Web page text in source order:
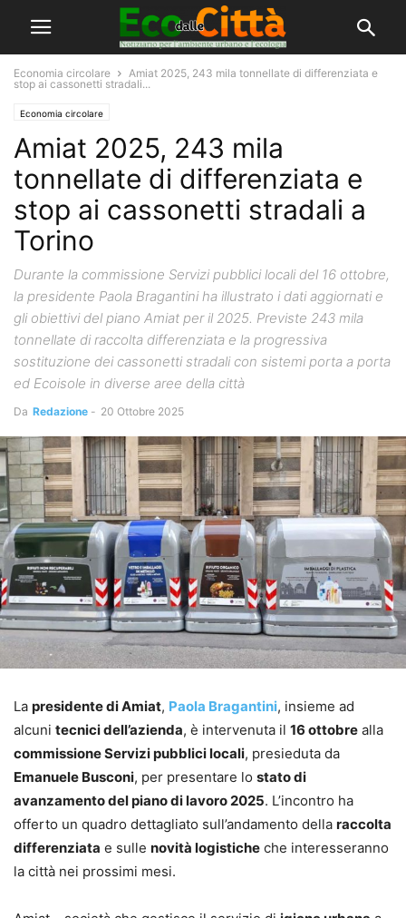
Economia circolare
Amiat 2025, 243 mila tonnellate di differenziata e
stop ai cassonetti stradali...
Economia circolare
Amiat 2025, 243 mila
tonnellate di differenziata e
stop ai cassonetti stradali a
Torino
Durante la commissione Servizi pubblici locali del 16 ottobre,
la presidente Paola Bragantini ha illustrato i dati aggiornati e
gli obiettivi del piano Amiat per il 2025. Previste 243 mila
tonnellate di raccolta differenziata e la progressiva
sostituzione dei cassonetti stradali con sistemi porta a porta
ed Ecoisole in diverse aree della città
Da Redazione - 20 Ottobre 2025
La presidente di Amiat, Paola Bragantini, insieme ad
alcuni tecnici dell’azienda, è intervenuta il 16 ottobre alla
commissione Servizi pubblici locali, presieduta da
Emanuele Busconi, per presentare lo stato di
avanzamento del piano di lavoro 2025. L’incontro ha
offerto un quadro dettagliato sull’andamento della raccolta
differenziata e sulle novità logistiche che interesseranno
la città nei prossimi mesi.